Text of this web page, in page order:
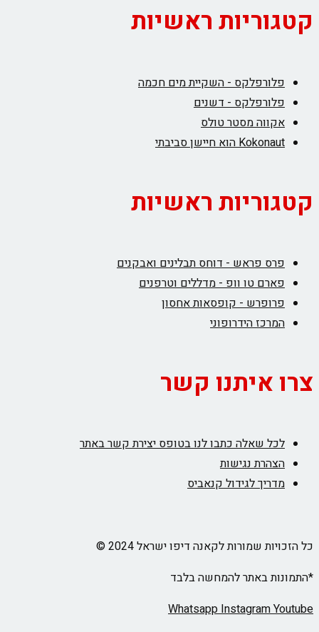
קטגוריות ראשיות
פלורפלקס - השקיית מים חכמה
פלורפלקס - דשנים
אקווה מסטר טולס
Kokonaut הוא חיישן סביבתי
קטגוריות ראשיות
פרס פראש - דוחס תבלינים ואבקנים
פארם טו וופ - מדללים וטרפנים
פרופרש - קופסאות אחסון
המרכז הידרופוני
צרו איתנו קשר
לכל שאלה כתבו לנו בטופס יצירת קשר באתר
הצהרת נגישות
מדריך לגידול קנאביס
כל הזכויות שמורות לקאנה דיפו ישראל 2024 ©
*התמונות באתר להמחשה בלבד
WhatsappInstagramYoutube